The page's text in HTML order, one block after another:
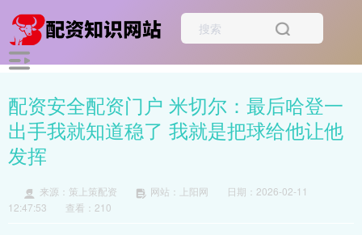
配资安全配资门户 米切尔：最后哈登一
出手我就知道稳了 我就是把球给他让他
发挥
来源：策上策配资 网站：上阳网
日期：2026-02-11
12:47:53
查看：210